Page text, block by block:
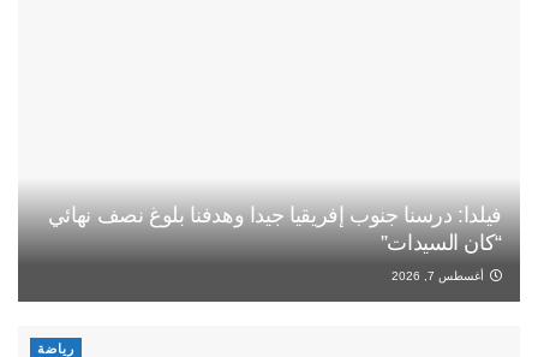
فيلدا: درسنا جنوب إفريقيا جيدا وهدفنا بلوغ نصف نهائي
“كان السيدات”
أغسطس 7, 2026
رياضة